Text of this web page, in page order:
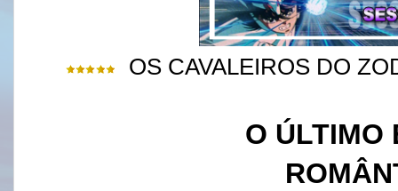
OS CAVALEIROS DO
O ÚLTIMO